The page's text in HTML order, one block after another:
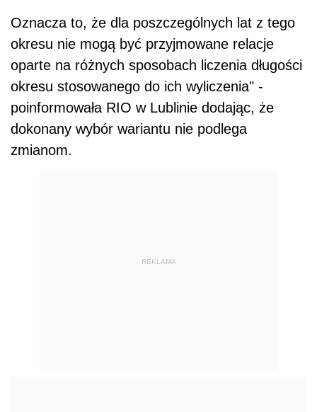
Oznacza to, że dla poszczególnych lat z tego
okresu nie mogą być przyjmowane relacje
oparte na różnych sposobach liczenia długości
okresu stosowanego do ich wyliczenia" -
poinformowała RIO w Lublinie dodając, że
dokonany wybór wariantu nie podlega
zmianom.
REKLAMA